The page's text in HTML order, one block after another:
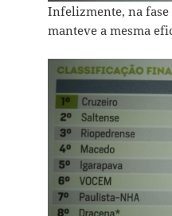
Infelizmente, na
manteve a mesma